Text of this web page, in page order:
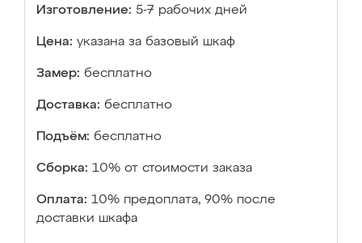
Изготовление: 5-7 рабочих дней
Цена: указана за базовый шкаф
Замер: бесплатно
Доставка: бесплатно
Подъём: бесплатно
Сборка: 10% от стоимости заказа
Оплата: 10% предоплата, 90% после
доставки шкафа